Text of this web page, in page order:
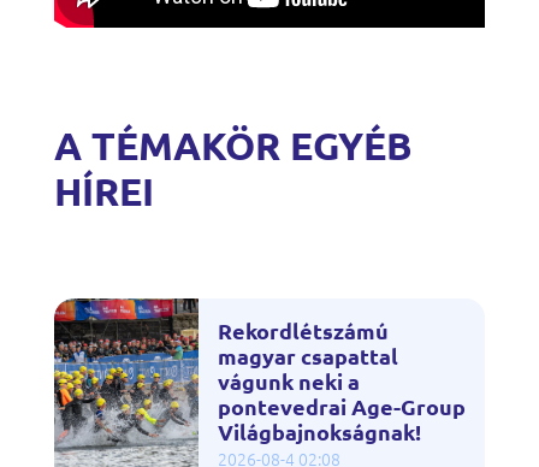
A TÉMAKÖR EGYÉB
HÍREI
Rekordlétszámú
magyar csapattal
vágunk neki a
pontevedrai Age-Group
Világbajnokságnak!
2026-08-4 02:08